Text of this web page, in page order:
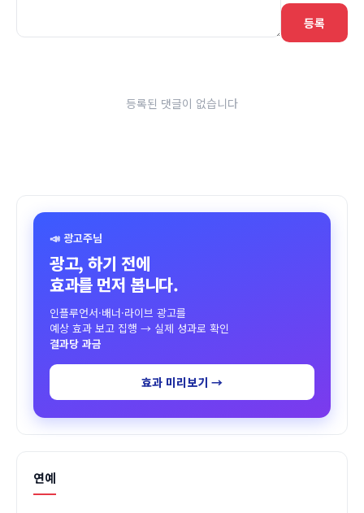
등록
등록된 댓글이 없습니다
📣 광고주님
광고, 하기 전에
효과를 먼저 봅니다.
인플루언서·배너·라이브 광고를
예상 효과 보고 집행 → 실제 성과로 확인
결과당 과금
효과 미리보기 →
연예